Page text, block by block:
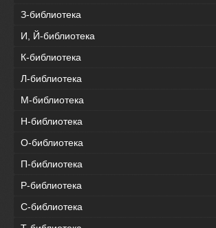
З-библиотека
И, Й-библиотека
К-библиотека
Л-библиотека
М-библиотека
Н-библиотека
О-библиотека
П-библиотека
Р-библиотека
С-библиотека